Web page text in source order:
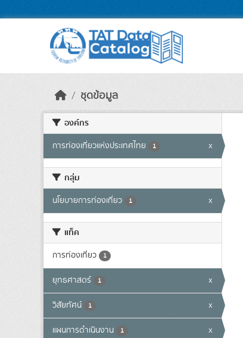
ชุดข้อมูล
องค์กร
การท่องเที่ยวแห่งประเทศไทย 1 x
กลุ่ม
นโยบายการท่องเที่ยว 1 x
แท็ค
การท่องเที่ยว 1
ยุทธศาสตร์ 1 x
วิสัยทัศน์ 1 x
แผนการดำเนินงาน 1 x